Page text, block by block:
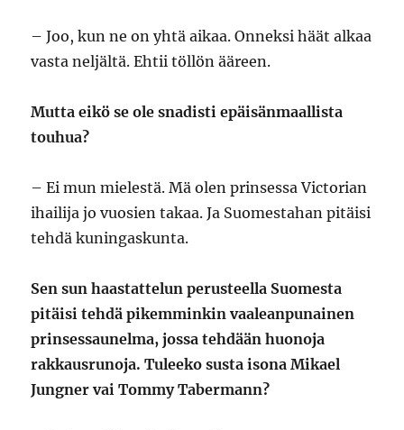
– Joo, kun ne on yhtä aikaa. Onneksi häät alkaa
vasta neljältä. Ehtii töllön ääreen.
Mutta eikö se ole snadisti epäisänmaallista
touhua?
– Ei mun mielestä. Mä olen prinsessa Victorian
ihailija jo vuosien takaa. Ja Suomestahan pitäisi
tehdä kuningaskunta.
Sen sun haastattelun perusteella Suomesta
pitäisi tehdä pikemminkin vaaleanpunainen
prinsessaunelma, jossa tehdään huonoja
rakkausrunoja. Tuleeko susta isona Mikael
Jungner vai Tommy Tabermann?